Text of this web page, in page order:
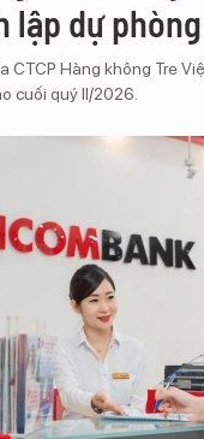
lập dự phòng
CTCP Hàng không Tre
cuối quý II/2026.